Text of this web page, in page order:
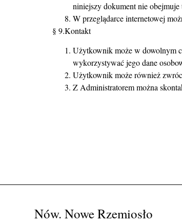
niniejszy dokument nie obejmuje
W przeglądarce internetowej
§ 9.Kontakt
Użytkownik może w dowolnym
wykorzystywać jego dane
Użytkownik może również
Z Administratorem można
Nów. Nowe Rzemiosło